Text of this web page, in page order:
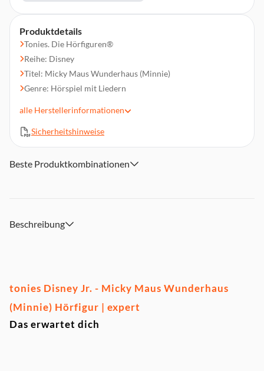
Produktdetails
Tonies. Die Hörfiguren®
Reihe: Disney
Titel: Micky Maus Wunderhaus (Minnie)
Genre: Hörspiel mit Liedern
Technische DetailsMagnethaftend, handbemalt, integrierter
Material: Kunststoff
alle Herstellerinformationen
Sicherheitshinweise
Beste Produktkombinationen
Beschreibung
tonies Disney Jr. - Micky Maus Wunderhaus
(Minnie) Hörfigur | expert
Das erwartet dich